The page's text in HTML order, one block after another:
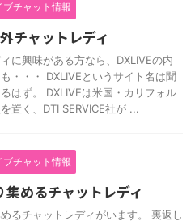
チャット情報
チャットレディ
に興味がある方なら、DXLIVEの内
・・・ DXLIVEというサイト名は聞
はず。 DXLIVEは米国・カリフォル
置く、DTI SERVICE社が ...
チャット情報
集めるチャットレディ
るチャットレディがいます。 裏返し